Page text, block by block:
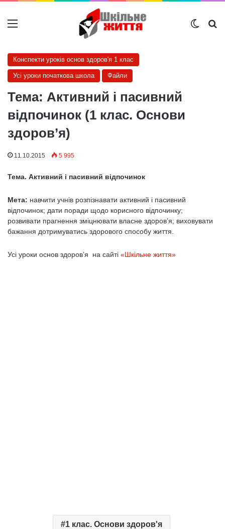
Меню
Конспекти уроків основ здоров'я 1 клас
Усі уроки початкова школа Файли
Тема: Активний і пасивний
відпочинок (1 клас. Основи
здоров’я)
11.10.2015 5 995
Тема. Активний і пасивний відпочинок
Мета: навчити учнів розпізнавати активний і пасивний
відпочинок; дати поради щодо корисного відпочинку;
розвивати прагнення зміцнювати власне здоров’я; виховувати
бажання дотримуватись здорового способу життя.
Усі уроки основ здоров’я на сайті «Шкільне життя»
1 клас. Основи здоров'я